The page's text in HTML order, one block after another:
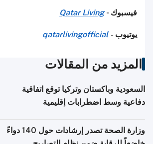
فيسبوك -Qatar Living
يوتيوب-
qatarlivingofficial
المزيد من المقالات
السعودية وباكستان وتركيا توقع اتفاقية
دفاعية وسط اضطرابات إقليمية
وزارة الصحة تصدر إرشادات حول 140 دواءً